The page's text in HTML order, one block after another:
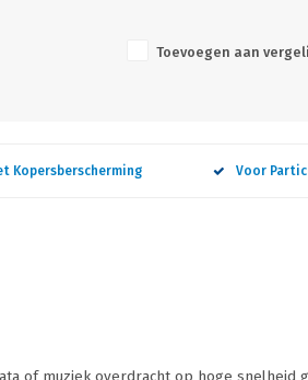
Toevoegen aan
Kopersberscherming Voor
of muziek overdracht op hoge